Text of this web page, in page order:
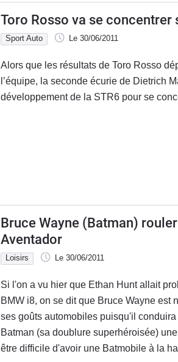
Toro Rosso va se concentrer
Sport Auto Le 30/06/2011
Alors que les résultats de Toro Rosso
l’équipe, la seconde écurie de Dietrich
développement de la STR6 pour se
Bruce Wayne (Batman)
Aventador
Loisirs Le 30/06/2011
Si l'on a vu hier que Ethan Hunt allait
BMW i8, on se dit que Bruce Wayne est
ses goûts automobiles puisqu'il
Batman (sa doublure superhéroisée)
être difficile d'avoir une Batmobile à la